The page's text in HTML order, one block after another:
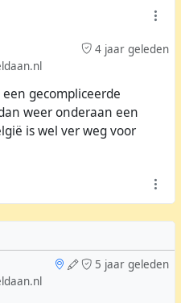
het eten naar huis
zijn niet te overtuigen dat
mensen belemmeren
te kunnen
4 jaar geleden
gecompliceerde
weer onderaan een
is wel ver weg voor
5 jaar geleden